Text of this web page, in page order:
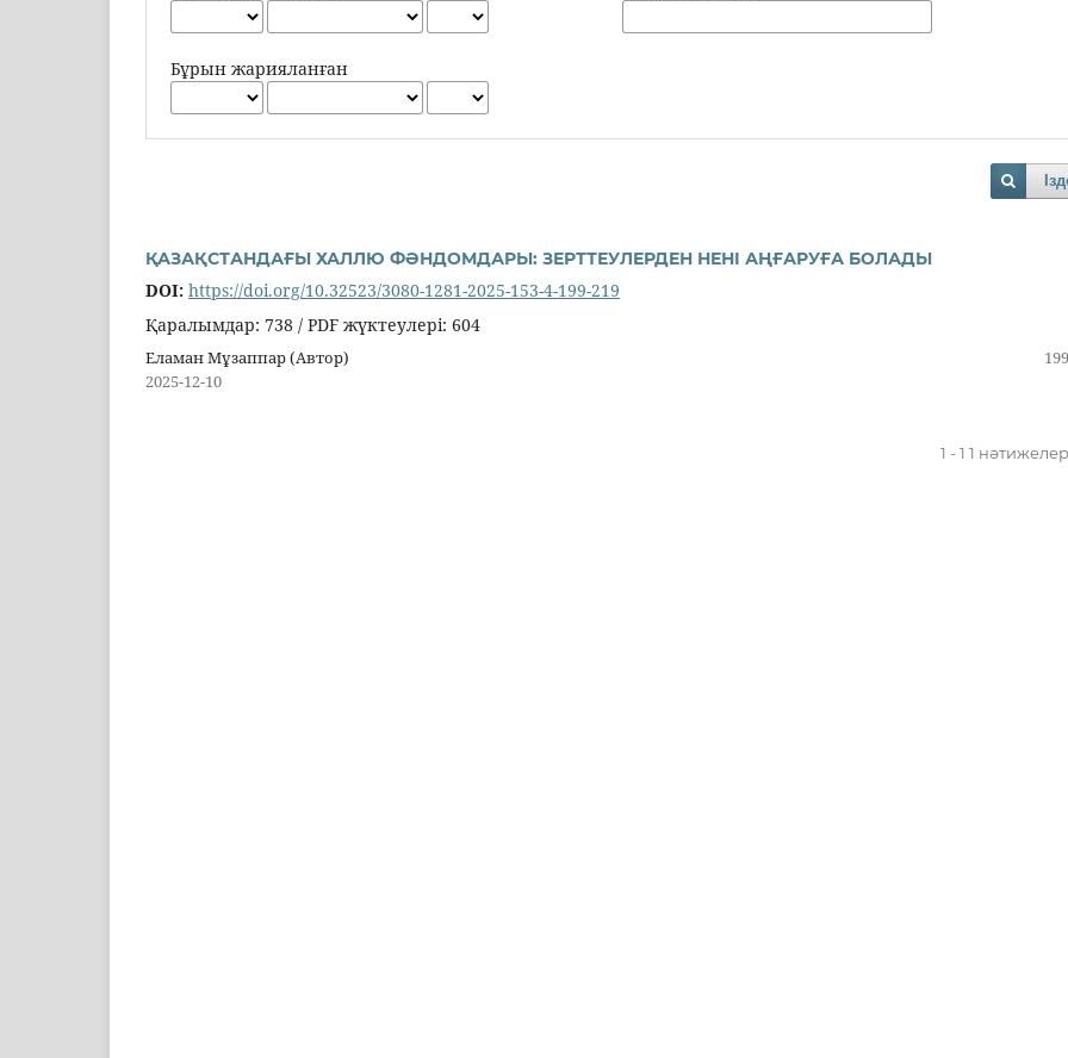
Бұрын жарияланған
ҚАЗАҚСТАНДАҒЫ ХАЛЛЮ ФӘНДОМДАРЫ: ЗЕРТТЕУЛЕРДЕН НЕНІ АҢҒАРУҒА БОЛАДЫ
DOI: https://doi.org/10.32523/3080-1281-2025-153-4-199-219
Қаралымдар: 738 / PDF жүктеулері: 604
Еламан Мұзаппар (Автор)
2025-12-10
1 - 1 1